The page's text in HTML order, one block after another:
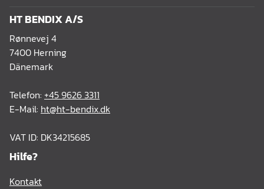
HT BENDIX A/S
Rønnevej 4
7400 Herning
Dänemark
Telefon: +45 9626 3311
E-Mail: ht@ht-bendix.dk
VAT ID: DK34215685
Hilfe?
Kontakt